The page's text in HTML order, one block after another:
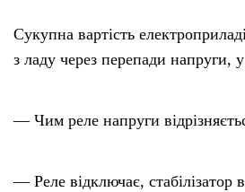
Сукупна вартість
з ладу через перепади напруги,
— Чим реле напруги
— Реле відключає, стабілізатор